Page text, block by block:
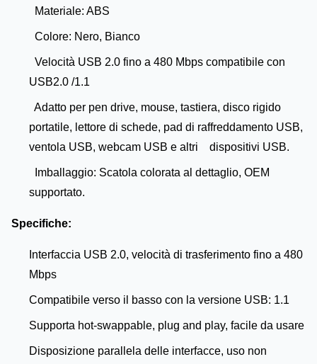
Materiale: ABS
Colore: Nero, Bianco
Velocità USB 2.0 fino a 480 Mbps compatibile con
USB2.0 /1.1
Adatto per pen drive, mouse, tastiera, disco rigido
portatile, lettore di schede, pad di raffreddamento USB,
ventola USB, webcam USB e altri dispositivi USB.
Imballaggio: Scatola colorata al dettaglio, OEM
supportato.
Specifiche:
Interfaccia USB 2.0, velocità di trasferimento fino a 480
Mbps
Compatibile verso il basso con la versione USB: 1.1
Supporta hot-swappable, plug and play, facile da usare
Disposizione parallela delle interfacce, uso non